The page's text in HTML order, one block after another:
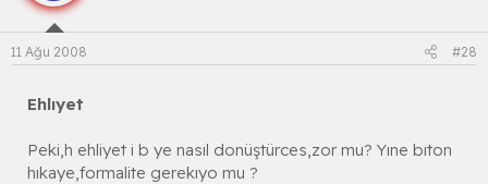
11 Ağu 2008 #28
Ehlıyet
Peki,h ehliyet i b ye nasıl donüştürces,zor mu? Yıne bıton
hıkaye,formalite gerekıyo mu ?